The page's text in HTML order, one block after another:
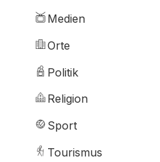
Medien
Orte
Politik
Religion
Sport
Tourismus